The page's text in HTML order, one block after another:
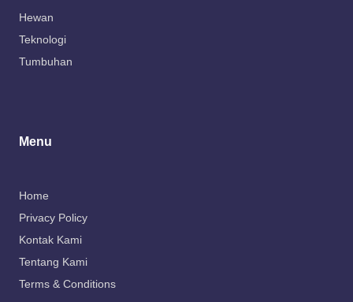
Hewan
Teknologi
Tumbuhan
Menu
Home
Privacy Policy
Kontak Kami
Tentang Kami
Terms & Conditions